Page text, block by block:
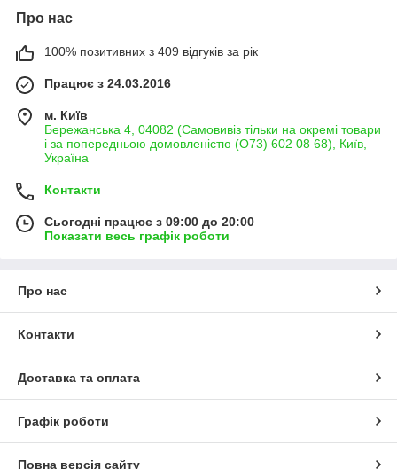
Про нас
100% позитивних з 409 відгуків за рік
Працює з 24.03.2016
м. Київ
Бережанська 4, 04082 (Самовивіз тільки на окремі товари
і за попередньою домовленістю (О73) 602 08 68), Київ,
Україна
Контакти
Сьогодні працює з 09:00 до 20:00
Показати весь графік роботи
Про нас
Контакти
Доставка та оплата
Графік роботи
Повна версія сайту